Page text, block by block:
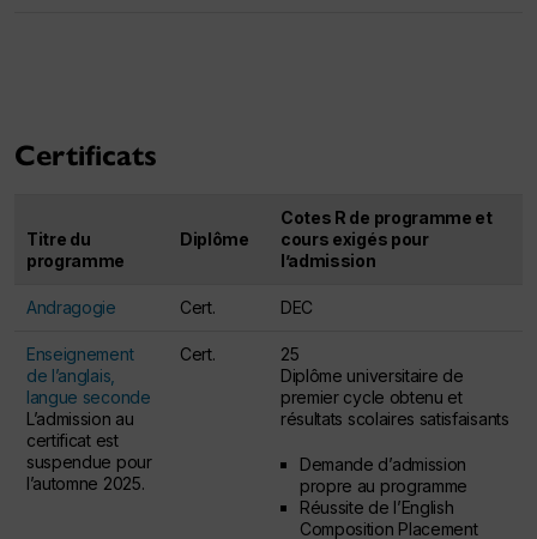
Certificats
Titre du
programme
Diplôme
Cotes R de programme et
cours exigés pour
l’admission
Andragogie Cert. DEC
Enseignement
de l’anglais,
langue seconde
L’admission au
certificat est
suspendue pour
l’automne 2025.
Cert.
25
Diplôme universitaire de
premier cycle obtenu et
résultats scolaires satisfaisants
Demande d’admission
propre au programme
Réussite de l’English
Composition Placement